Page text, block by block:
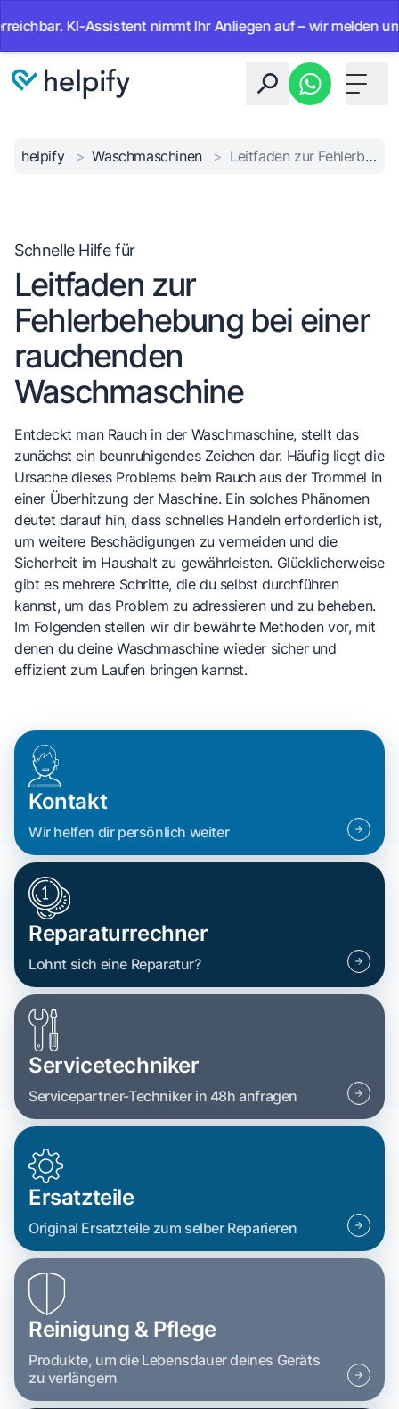
KI-Assistent nimmt Ihr Anliegen auf – wir melden uns mit
Toggle
helpify > Waschmaschinen > Leitfaden zur Fehlerbehebung bei einer rauchenden Waschmaschine
Schnelle Hilfe für
Leitfaden zur
Fehlerbehebung bei einer
rauchenden
Waschmaschine
Entdeckt man Rauch in der Waschmaschine, stellt das
zunächst ein beunruhigendes Zeichen dar. Häufig liegt die
Ursache dieses Problems beim Rauch aus der Trommel in
einer Überhitzung der Maschine. Ein solches Phänomen
deutet darauf hin, dass schnelles Handeln erforderlich ist,
um weitere Beschädigungen zu vermeiden und die
Sicherheit im Haushalt zu gewährleisten. Glücklicherweise
gibt es mehrere Schritte, die du selbst durchführen
kannst, um das Problem zu adressieren und zu beheben.
Im Folgenden stellen wir dir bewährte Methoden vor, mit
denen du deine Waschmaschine wieder sicher und
effizient zum Laufen bringen kannst.
Kontakt
Wir helfen dir persönlich weiter
Reparaturrechner
Lohnt sich eine Reparatur?
Servicetechniker
Servicepartner-Techniker in 48h anfragen
Ersatzteile
Original Ersatzteile zum selber Reparieren
Reinigung & Pflege
Produkte, um die Lebensdauer deines Geräts
zu verlängern